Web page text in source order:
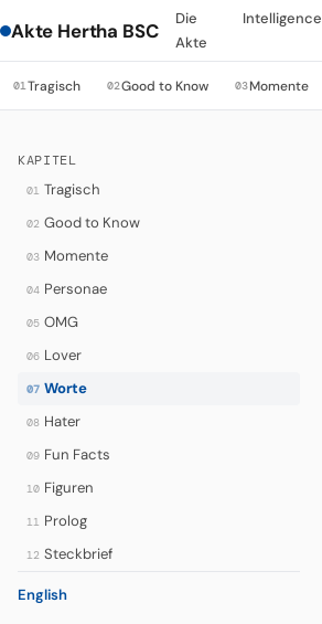
Akte Hertha BSC
Die
Akte
Intelligence
01Tragisch 02Good to Know 03Momente
KAPITEL
01 Tragisch
02 Good to Know
03 Momente
04 Personae
05 OMG
06 Lover
07 Worte
08 Hater
09 Fun Facts
10 Figuren
11 Prolog
12 Steckbrief
English